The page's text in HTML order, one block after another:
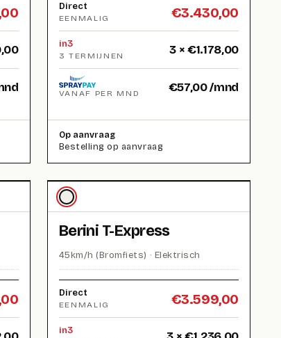
Direct
EENMALIG €3.430,00
in3
3 TERMIJNEN 3 ×€1.178,00
VANAF PER MND €57,00/mnd
Op aanvraag
Bestelling op aanvraag
Berini T-Express
45km/h (Bromfiets) · Elektrisch
Direct
EENMALIG €3.599,00
in3